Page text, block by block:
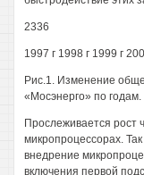
2336
1997 г 1998 г 1999 г
Рис.1. Изменение
«Мосэнерго» по годам.
Прослеживается рост
микропроцессорах.
внедрение
включения первой